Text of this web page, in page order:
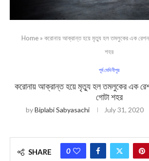
Home » করোনায় আক্রান্ত হয়ে মৃত্যু হল তমলুকের এক রেশন
শহর
পূর্ব মেদিনীপুর
করোনায় আক্রান্ত হয়ে মৃত্যু হল তমলুকের এক
গোটা শহর
byBiplabi Sabyasachi July 31, 2020
SHARE 0